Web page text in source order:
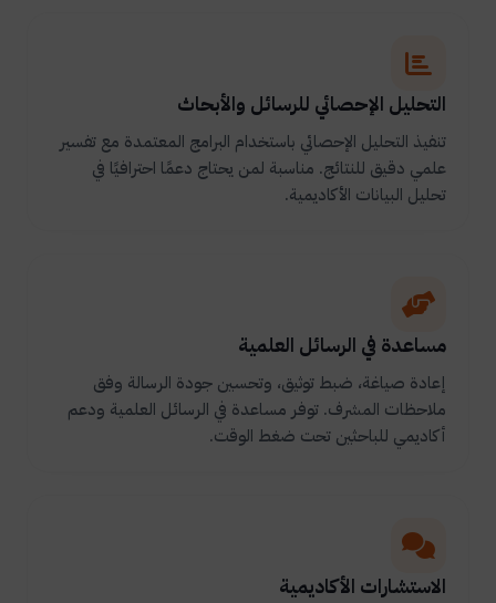
التحليل الإحصائي للرسائل والأبحاث
تنفيذ التحليل الإحصائي باستخدام البرامج المعتمدة مع تفسير
علمي دقيق للنتائج. مناسبة لمن يحتاج دعمًا احترافيًا في
تحليل البيانات الأكاديمية.
مساعدة في الرسائل العلمية
إعادة صياغة، ضبط توثيق، وتحسين جودة الرسالة وفق
ملاحظات المشرف. توفر مساعدة في الرسائل العلمية ودعم
أكاديمي للباحثين تحت ضغط الوقت.
الاستشارات الأكاديمية